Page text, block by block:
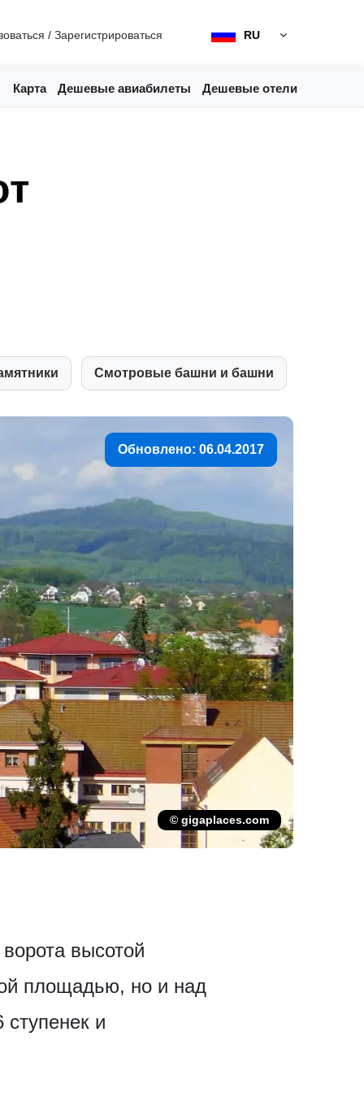
/ Зарегистрироваться RU
Карта Дешевые авиабилеты Дешевые отели
Смотровые башни и башни
Обновлено: 06.04.2017
© gigaplaces.com
высотой
площадью, но и над
и